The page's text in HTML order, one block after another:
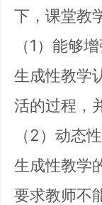
下，课堂教
（1）能够
生成性教学
活的过程，
（2）动态
生成性教学
要求教师不